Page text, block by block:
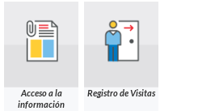
Acceso a la
información
Registro de Visitas